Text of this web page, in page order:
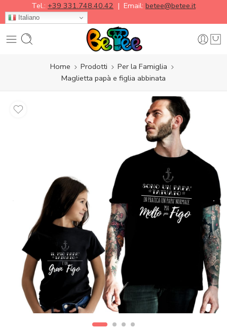
Tel.: +39 331.748.40.42 | Email: betee@betee.it
Italiano
Home Prodotti
Per la Famiglia
Maglietta papà e figlia abbinata